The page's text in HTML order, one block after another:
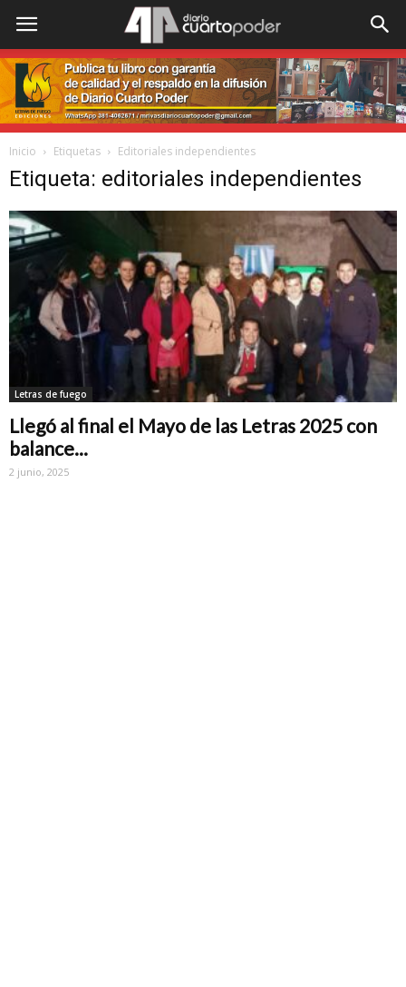
Inicio Etiquetas Editoriales independientes
Etiqueta: editoriales independientes
Letras de fuego
Llegó al final el Mayo de las Letras 2025 con
balance...
2 junio, 2025